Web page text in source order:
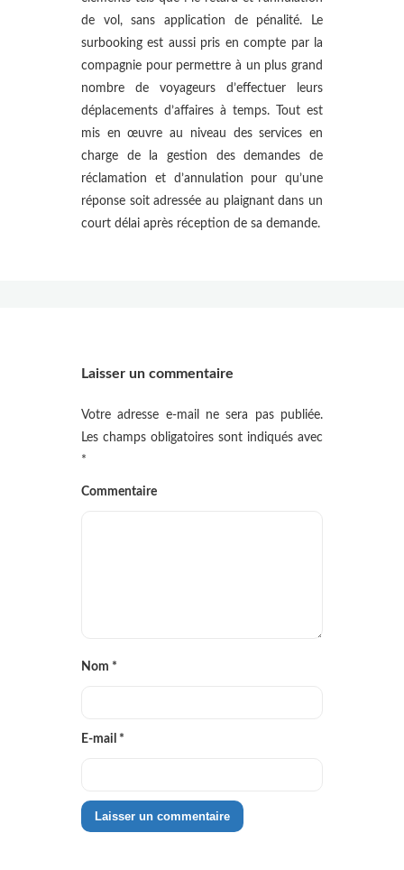
de vol, sans application de pénalité. Le
surbooking est aussi pris en compte par la
compagnie pour permettre à un plus grand
nombre de voyageurs d’effectuer leurs
déplacements d’affaires à temps. Tout est
mis en œuvre au niveau des services en
charge de la gestion des demandes de
réclamation et d’annulation pour qu’une
réponse soit adressée au plaignant dans un
court délai après réception de sa demande.
Laisser un commentaire
Votre adresse e-mail ne sera pas publiée.
Les champs obligatoires sont indiqués avec
*
Commentaire
Nom *
E-mail *